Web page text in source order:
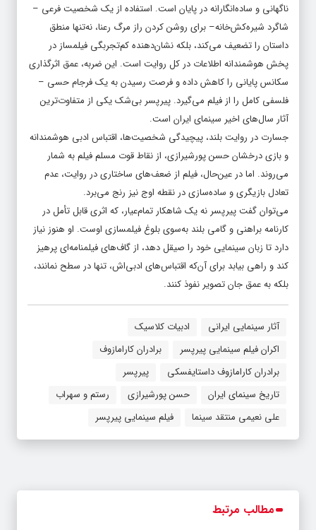
ناگهانی و ساده‌انگارانه در پایان است. استفاده از یک شخصیت فرعی –
شاگرد شیره‌کش‌خانه‌– برای روشن کردن راز مرگ رعنا، نه‌تنها منطق
داستان را تضعیف می‌کند، بلکه نشان‌دهنده کم‌تجربگی فیلمساز در
پخش هوشمندانه اطلاعات در کل روایت است. این ضربه، عمق اثرگذاری
سکانس پایانی را کاهش داده و فرصت رسیدن به یک فرجام‌ حسی –
فلسفی کامل را از فیلم می‌گیرد. پیرپسر بی‌شک یکی از متفاوت‌ترین
آثار سال‌های اخیر سینمای ایران است.
جسارت در روایت بلند، پیچیدگی شخصیت‌ها، اقتباس ادبی هوشمندانه
و بازی درخشان حسن پورشیرازی، از نقاط قوت مسلم فیلم به شمار
می‌روند. اما در عین‌حال، فیلم از ضعف‌های ساختاری در روایت، عدم
تعادل بازیگری و ساده‌سازی در نقطه اوج نیز رنج می‌برد.
می‌توان گفت پیرپسر نه یک شاهکار تمام‌عیار، که اثری قابل تأمل در
کارنامه‌ براهنی و گامی بلند به‌سوی بلوغ فیلمسازی اوست. او هنوز نیاز
دارد تا زبان سینمایی خود را صیقل دهد، از گاف‌های فیلمنامه‌ای پرهیز
کند و راهی بیابد برای آن‌که اقتباس‌های ادبی‌اش، تنها در سطح نمانند،
بلکه به عمق جان تصویر نفوذ کنند.
آثار سینمایی ایرانی
ادبیات کلاسیک
اکران فیلم سینمایی پیرپسر
برادران کارامازوف
برادران کارامازوف داستایفسکی
پیرپسر
تاریخ سینمای ایران
حسن پورشیرازی
رستم و سهراب
علی نعیمی منتقد سینما
فیلم سینمایی پیرپسر
مطالب مرتبط